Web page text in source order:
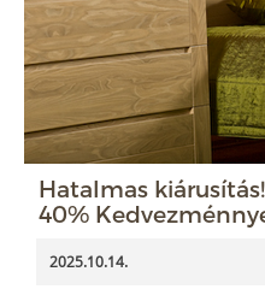
Hatalmas
40%
2025.10.14.